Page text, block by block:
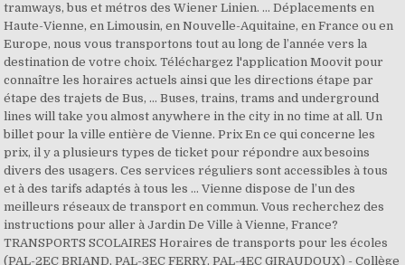
tramways, bus et métros des Wiener Linien. ... Déplacements en
Haute-Vienne, en Limousin, en Nouvelle-Aquitaine, en France ou en
Europe, nous vous transportons tout au long de l’année vers la
destination de votre choix. Téléchargez l'application Moovit pour
connaître les horaires actuels ainsi que les directions étape par
étape des trajets de Bus, … Buses, trains, trams and underground
lines will take you almost anywhere in the city in no time at all. Un
billet pour la ville entière de Vienne. Prix En ce qui concerne les
prix, il y a plusieurs types de ticket pour répondre aux besoins
divers des usagers. Ces services réguliers sont accessibles à tous
et à des tarifs adaptés à tous les … Vienne dispose de l’un des
meilleurs réseaux de transport en commun. Vous recherchez des
instructions pour aller à Jardin De Ville à Vienne, France?
TRANSPORTS SCOLAIRES Horaires de transports pour les écoles
(PAL-2EC BRIAND, PAL-3EC FERRY, PAL-4EC GIRAUDOUX) - Collège